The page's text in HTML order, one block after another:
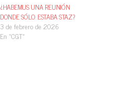
¿HABEMUS UNA REUNIÓN
DONDE SÓLO ESTABA STAZ?
3 de febrero de 2026
En «CGT»